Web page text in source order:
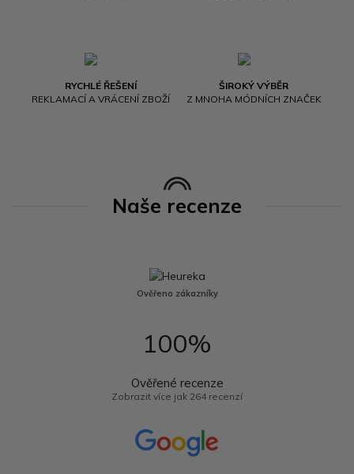
RYCHLÉ ŘEŠENÍ
REKLAMACÍ A VRÁCENÍ ZBOŽÍ
ŠIROKÝ VÝBĚR
Z MNOHA MÓDNÍCH ZNAČEK
Naše recenze
Ověřeno zákazníky
100%
Ověřené recenze
Zobrazit více jak 264 recenzí